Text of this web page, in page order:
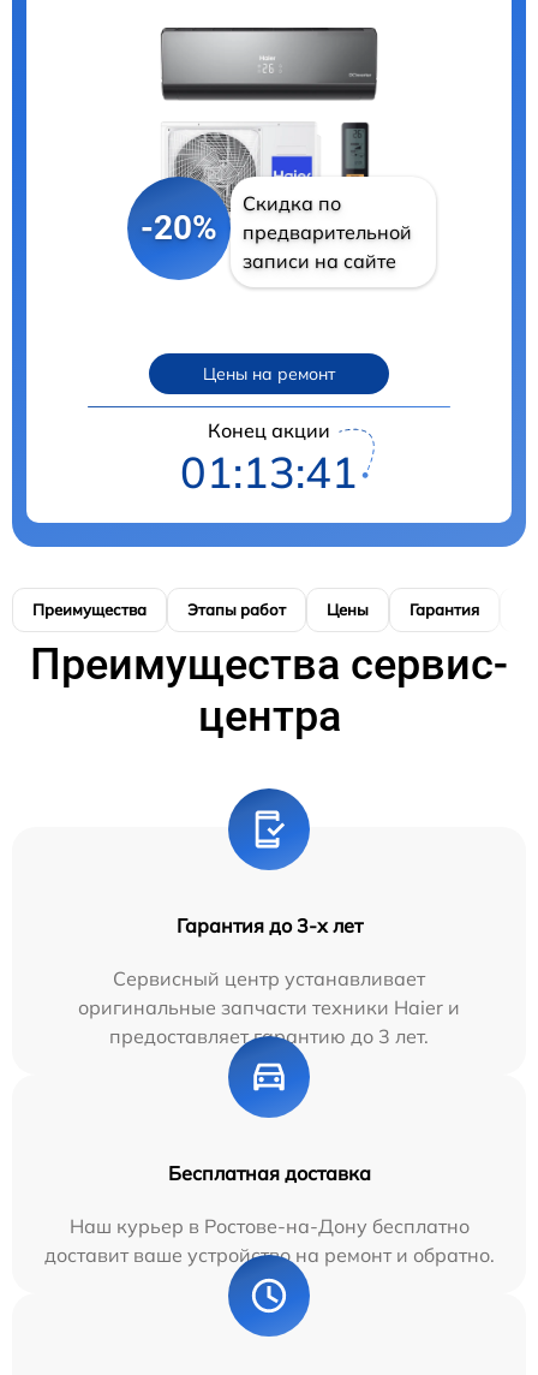
-20%
Скидка по
предварительной
записи на сайте
Цены на ремонт
Конец акции
01:13:40
Преимущества Этапы работ Цены Гарантия
Преимущества сервис-
центра
Гарантия до 3-х лет
Сервисный центр устанавливает
оригинальные запчасти техники Haier и
предоставляет гарантию до 3 лет.
Бесплатная доставка
Наш курьер в Ростове-на-Дону бесплатно
доставит ваше устройство на ремонт и обратно.